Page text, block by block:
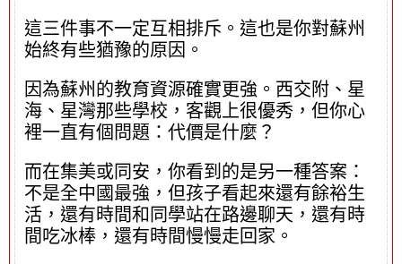
這三件事不一定互相排斥。這也是你對蘇州
始終有些猶豫的原因。
因為蘇州的教育資源確實更強。西交附、星
海、星灣那些學校，客觀上很優秀，但你心
裡一直有個問題：代價是什麼？
而在集美或同安，你看到的是另一種答案：
不是全中國最強，但孩子看起來還有餘裕生
活，還有時間和同學站在路邊聊天，還有時
間吃冰棒，還有時間慢慢走回家。